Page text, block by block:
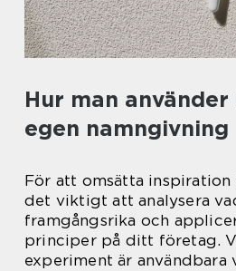
Hur man
egen namngivning
För att omsätta
det viktigt att analysera
framgångsrika och
principer på ditt företag.
experiment är användbara